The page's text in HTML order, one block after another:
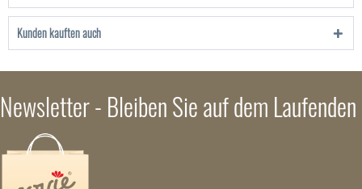
Kunden kauften auch
Newsletter - Bleiben Sie auf dem Laufenden